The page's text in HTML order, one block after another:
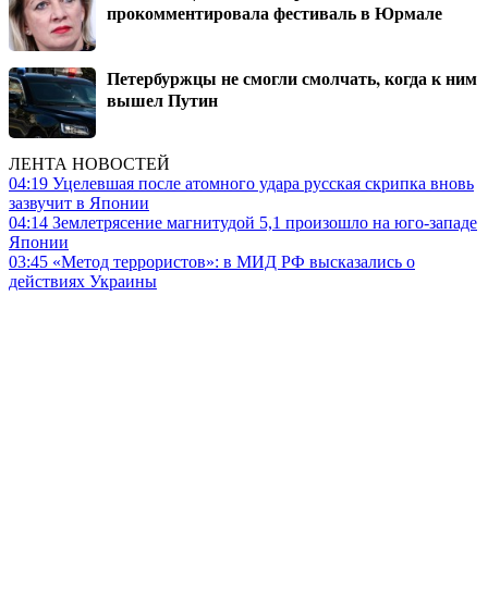
прокомментировала фестиваль в Юрмале
Петербуржцы не смогли смолчать, когда к ним
вышел Путин
ЛЕНТА НОВОСТЕЙ
04:19 Уцелевшая после атомного удара русская скрипка вновь
зазвучит в Японии
04:14 Землетрясение магнитудой 5,1 произошло на юго-западе
Японии
03:45 «Метод террористов»: в МИД РФ высказались о
действиях Украины